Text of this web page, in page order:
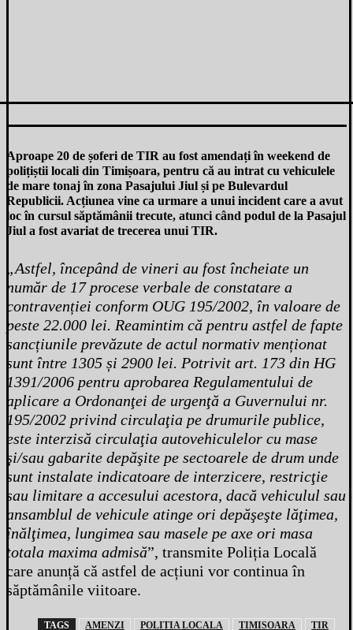
Aproape 20 de șoferi de TIR au fost amendați în weekend de
polițiștii locali din Timișoara, pentru că au intrat cu vehiculele
de mare tonaj în zona Pasajului Jiul și pe Bulevardul
Republicii. Acțiunea vine ca urmare a unui incident care a avut
loc în cursul săptămânii trecute, atunci când podul de la Pasajul
Jiul a fost avariat de trecerea unui TIR.
„Astfel, începând de vineri au fost încheiate un
număr de 17 procese verbale de constatare a
contravenției conform OUG 195/2002, în valoare de
peste 22.000 lei. Reamintim că pentru astfel de fapte
sancțiunile prevăzute de actul normativ menționat
sunt între 1305 și 2900 lei. Potrivit art. 173 din HG
1391/2006 pentru aprobarea Regulamentului de
aplicare a Ordonanţei de urgenţă a Guvernului nr.
195/2002 privind circulaţia pe drumurile publice,
este interzisă circulaţia autovehiculelor cu mase
şi/sau gabarite depăşite pe sectoarele de drum unde
sunt instalate indicatoare de interzicere, restricţie
sau limitare a accesului acestora, dacă vehiculul sau
ansamblul de vehicule atinge ori depăşeşte lăţimea,
înălţimea, lungimea sau masele pe axe ori masa
totala maxima admisă”, transmite Poliția Locală
care anunță că astfel de acțiuni vor continua în
săptămânile viitoare.
TAGS AMENZI POLITIA LOCALA TIMISOARA TIR